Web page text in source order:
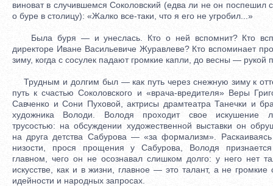
виноват в случившемся Соколовский (едва ли не он поспешил
о буре в столицу): «Жалко все-таки, что я его не угробил...»
Была буря — и унеслась. Кто о ней вспомнит? Кто
директоре Иване Васильевиче Журавлеве? Кто вспоминает
зиму, когда с сосулек падают громкие капли, до весны — рукой
Трудным и долгим был — как путь через снежную зиму к
путь к счастью Соколовского и «врача-вредителя» Веры
Савченко и Сони Пуховой, актрисы драмтеатра Танечки и
художника Володи. Володя проходит свое искушение
трусостью: на обсуждении художественной выставки он
на друга детства Сабурова — «за формализм».
низости, прося прощения у Сабурова, Володя
главном, чего он не осознавал слишком долго: у него нет
искусстве, как и в жизни, главное — это талант, а не громкие
идейности и народных запросах.